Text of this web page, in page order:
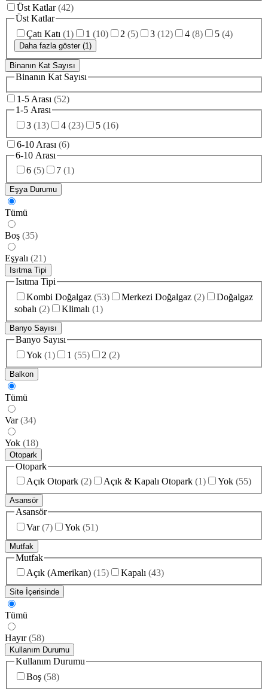
Üst Katlar (42)
Üst Katlar
Çatı Katı (1) 1 (10) 2 (5) 3 (12) 4 (8) 5 (4)
Daha fazla göster (1)
Binanın Kat Sayısı
Binanın Kat Sayısı
1-5 Arası (52)
1-5 Arası
3 (13) 4 (23) 5 (16)
6-10 Arası (6)
6-10 Arası
6 (5) 7 (1)
Eşya Durumu
Tümü
Boş (35)
Eşyalı (21)
Isıtma Tipi
Isıtma Tipi
Kombi Doğalgaz (53) Merkezi Doğalgaz (2)
Doğalgaz
sobalı (2) Klimalı (1)
Banyo Sayısı
Banyo Sayısı
Yok (1) 1 (55) 2 (2)
Balkon
Tümü
Var (34)
Yok (18)
Otopark
Otopark
Açık Otopark (2) Açık & Kapalı Otopark (1) Yok (55)
Asansör
Asansör
Var (7) Yok (51)
Mutfak
Mutfak
Açık (Amerikan) (15) Kapalı (43)
Site İçerisinde
Tümü
Hayır (58)
Kullanım Durumu
Kullanım Durumu
Boş (58)